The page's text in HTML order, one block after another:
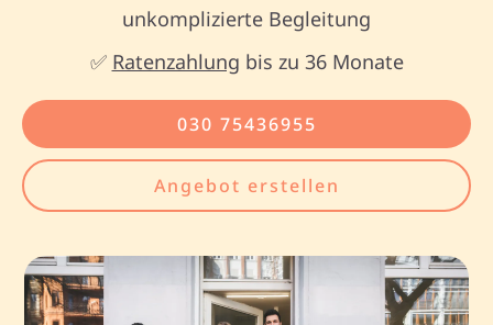
unkomplizierte Begleitung
✅ Ratenzahlung bis zu 36 Monate
030 75436955
Angebot erstellen